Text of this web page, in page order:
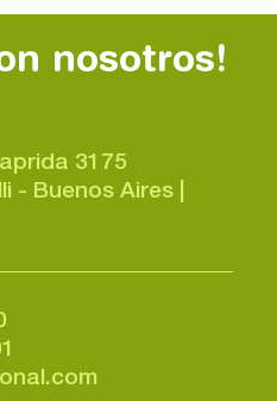
nosotros!
3175
- Buenos Aires |